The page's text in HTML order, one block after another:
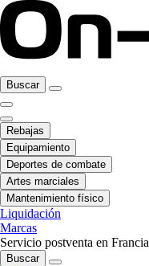
Buscar
Rebajas
Equipamiento
Deportes de combate
Artes marciales
Mantenimiento físico
Liquidación
Marcas
Servicio postventa en Francia
Buscar